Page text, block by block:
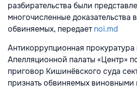
разбирательства были
многочисленные доказательства
обвиняемых, передаетnoi.md
Антикоррупционная прокуратура
Апелляционной палаты «Центр»
приговор Кишинёвского суда
признать обвиняемых виновными